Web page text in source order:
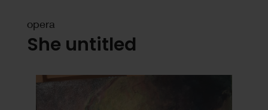
opera
She untitled